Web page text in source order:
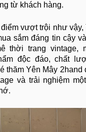
từ khách hàng.
vượt trội như vậy,
sắm đáng tin cậy
thời trang vintage,
độc đáo, chất
thăm Yên Mây 2hand
và trải nghiệm